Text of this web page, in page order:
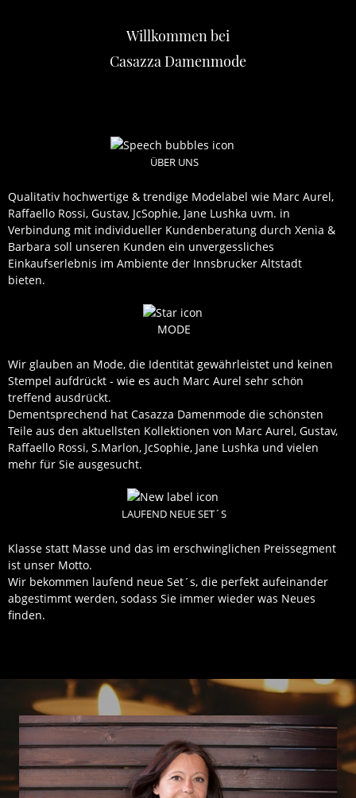
Willkommen bei
Casazza Damenmode
ÜBER UNS
Qualitativ hochwertige & trendige Modelabel wie Marc Aurel,
Raffaello Rossi, Gustav, JcSophie, Jane Lushka uvm. in
Verbindung mit individueller Kundenberatung durch Xenia &
Barbara soll unseren Kunden ein unvergessliches
Einkaufserlebnis im Ambiente der Innsbrucker Altstadt
bieten.
MODE
Wir glauben an Mode, die Identität gewährleistet und keinen
Stempel aufdrückt - wie es auch Marc Aurel sehr schön
treffend ausdrückt.
Dementsprechend hat Casazza Damenmode die schönsten
Teile aus den aktuellsten Kollektionen von Marc Aurel, Gustav,
Raffaello Rossi, S.Marlon, JcSophie, Jane Lushka und vielen
mehr für Sie ausgesucht.
LAUFEND NEUE SET´S
Klasse statt Masse und das im erschwinglichen Preissegment
ist unser Motto.
Wir bekommen laufend neue Set´s, die perfekt aufeinander
abgestimmt werden, sodass Sie immer wieder was Neues
finden.